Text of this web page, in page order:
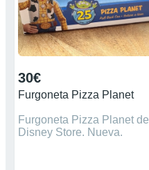
30€
Furgoneta Pizza Planet
Furgoneta Pizza Planet de
Disney Store. Nueva.